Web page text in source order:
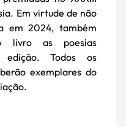
Em virtude de não
em 2024, também
livro as poesias
Todos os
exemplares do